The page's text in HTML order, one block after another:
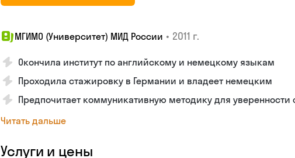
МГИМО (Университет) МИД России • 2011 г.
Окончила институт по английскому и немецкому языкам
Проходила стажировку в Германии и владеет немецким
Предпочитает коммуникативную методику для уверенности
Читать дальше
Услуги и цены